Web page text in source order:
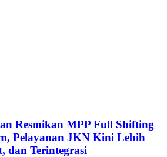
Resmikan MPP Full Shifting
Pelayanan JKN Kini Lebih
dan Terintegrasi